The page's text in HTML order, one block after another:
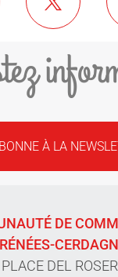
À LA
DE
DEL ROSER